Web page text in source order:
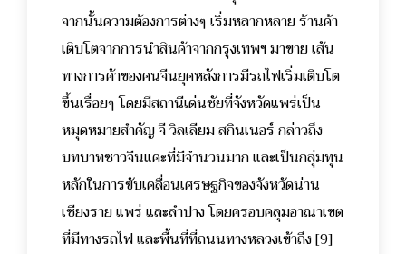
จากนั้นความต้องการต่างๆ เริ่มหลากหลาย ร้านค้า
เติบโตจากการนำสินค้าจากกรุงเทพฯ มาขาย เส้น
ทางการค้าของคนจีนยุคหลังการมีรถไฟเริ่มเติบโต
ขึ้นเรื่อยๆ โดยมีสถานีเด่นชัยที่จังหวัดแพร่เป็น
หมุดหมายสำคัญ จี วิลเลียม สกินเนอร์ กล่าวถึง
บทบาทชาวจีนแคะที่มีจำนวนมาก และเป็นกลุ่มทุน
หลักในการขับเคลื่อนเศรษฐกิจของจังหวัดน่าน
เชียงราย แพร่ และลำปาง โดยครอบคลุมอาณาเขต
ที่มีทางรถไฟ และพื้นที่ที่ถนนทางหลวงเข้าถึง [9]